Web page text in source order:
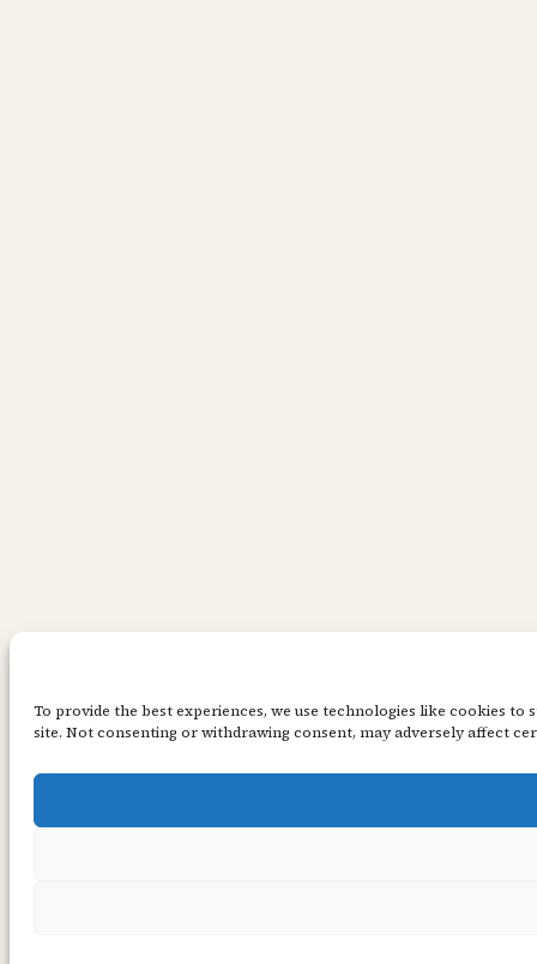
To provide the best experiences, we use technologies like cookies
site. Not consenting or withdrawing consent, may adversely affect